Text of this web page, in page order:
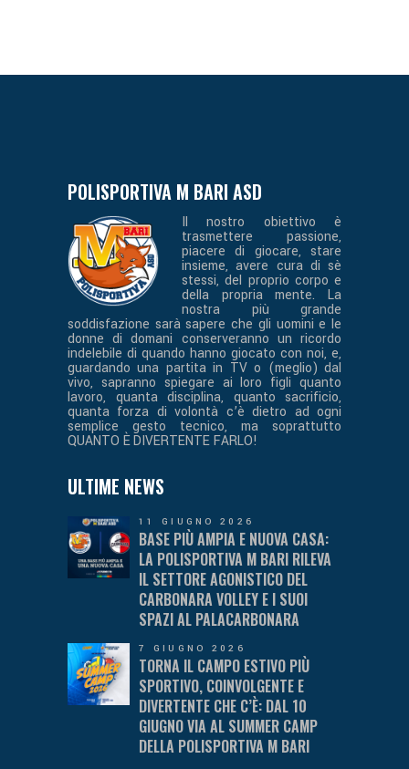
POLISPORTIVA M BARI ASD
Il nostro obiettivo è
trasmettere passione,
piacere di giocare, stare
insieme, avere cura di sè
stessi, del proprio corpo e
della propria mente. La
nostra più grande
soddisfazione sarà sapere che gli uomini e le
donne di domani conserveranno un ricordo
indelebile di quando hanno giocato con noi, e,
guardando una partita in TV o (meglio) dal
vivo, sapranno spiegare ai loro figli quanto
lavoro, quanta disciplina, quanto sacrificio,
quanta forza di volontà c’è dietro ad ogni
semplice gesto tecnico, ma soprattutto
QUANTO È DIVERTENTE FARLO!
ULTIME NEWS
11 GIUGNO 2026
BASE PIÙ AMPIA E NUOVA CASA:
LA POLISPORTIVA M BARI RILEVA
IL SETTORE AGONISTICO DEL
CARBONARA VOLLEY E I SUOI
SPAZI AL PALACARBONARA
7 GIUGNO 2026
TORNA IL CAMPO ESTIVO PIÙ
SPORTIVO, COINVOLGENTE E
DIVERTENTE CHE C’È: DAL 10
GIUGNO VIA AL SUMMER CAMP
DELLA POLISPORTIVA M BARI